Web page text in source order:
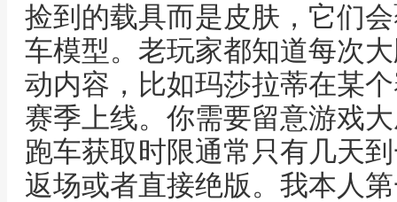
捡到的载具而是皮肤，它们
车模型。老玩家都知道每次
动内容，比如玛莎拉蒂在某
赛季上线。你需要留意游戏
跑车获取时限通常只有几天
返场或者直接绝版。我本人